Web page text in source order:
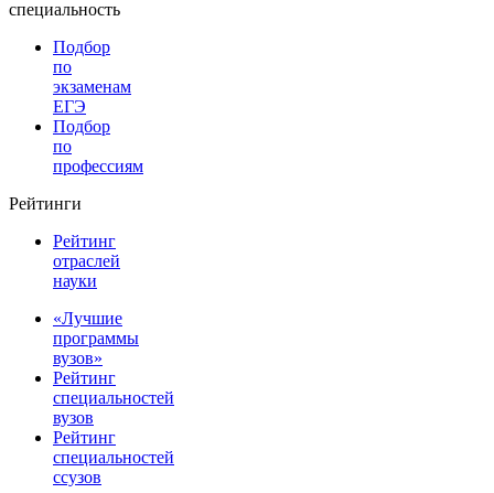
специальность
Подбор
по
экзаменам
ЕГЭ
Подбор
по
профессиям
Рейтинги
Рейтинг
отраслей
науки
«Лучшие
программы
вузов»
Рейтинг
специальностей
вузов
Рейтинг
специальностей
ссузов